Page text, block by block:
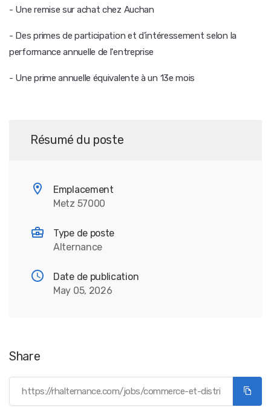
- Une remise sur achat chez Auchan
- Des primes de participation et d'intéressement selon la
performance annuelle de l'entreprise
- Une prime annuelle équivalente à un 13e mois
Résumé du poste
Emplacement
Metz 57000
Type de poste
Alternance
Date de publication
May 05, 2026
Share